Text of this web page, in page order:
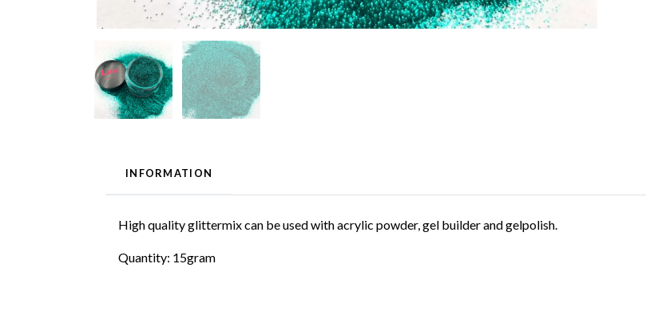
INFORMATION
High quality glittermix can be used with acrylic powder, gel builder and gelpolish.
Quantity: 15gram